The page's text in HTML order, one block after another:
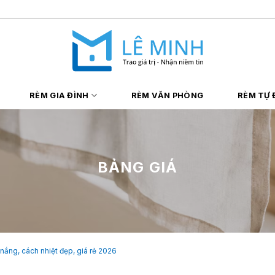
RÈM GIA ĐÌNH RÈM VĂN PHÒNG RÈM TỰ
BẢNG GIÁ
cách nhiệt đẹp, giá rẻ 2026